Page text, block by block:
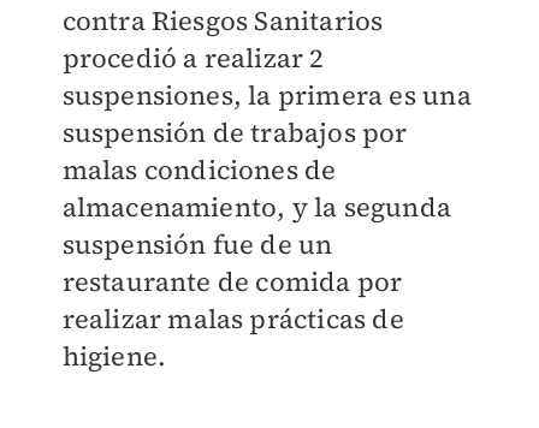
contra Riesgos Sanitarios
procedió a realizar 2
suspensiones, la primera es una
suspensión de trabajos por
malas condiciones de
almacenamiento, y la segunda
suspensión fue de un
restaurante de comida por
realizar malas prácticas de
higiene.